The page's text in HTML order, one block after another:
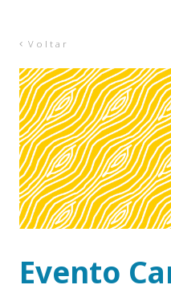
Voltar
Evento